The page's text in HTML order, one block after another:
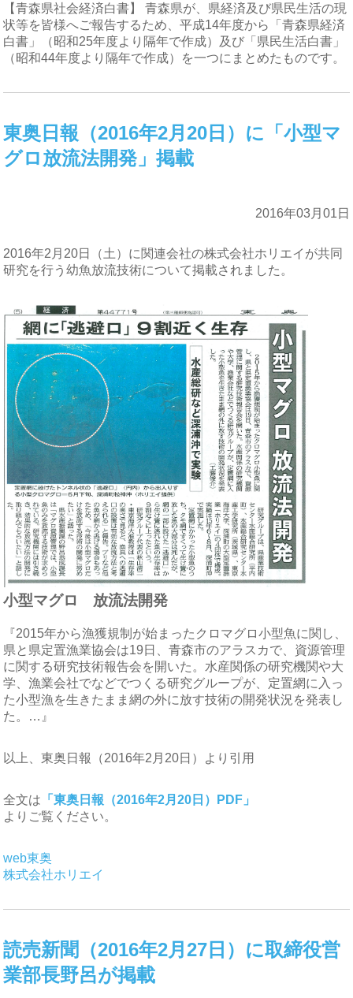
【青森県社会経済白書】 青森県が、県経済及び県民生活の現
状等を皆様へご報告するため、平成14年度から「青森県経済
白書」（昭和25年度より隔年で作成）及び「県民生活白書」
（昭和44年度より隔年で作成）を一つにまとめたものです。
東奥日報（2016年2月20日）に「小型マ
グロ放流法開発」掲載
2016年03月01日
2016年2月20日（土）に関連会社の株式会社ホリエイが共同
研究を行う幼魚放流技術について掲載されました。
小型マグロ 放流法開発
『2015年から漁獲規制が始まったクロマグロ小型魚に関し、
県と県定置漁業協会は19日、青森市のアラスカで、資源管理
に関する研究技術報告会を開いた。水産関係の研究機関や大
学、漁業会社でなどでつくる研究グループが、定置網に入っ
た小型漁を生きたまま網の外に放す技術の開発状況を発表し
た。…』
以上、東奥日報（2016年2月20日）より引用
全文は 「東奥日報（2016年2月20日）PDF」
よりご覧ください。
web東奥
株式会社ホリエイ
読売新聞（2016年2月27日）に取締役営
業部長野呂が掲載